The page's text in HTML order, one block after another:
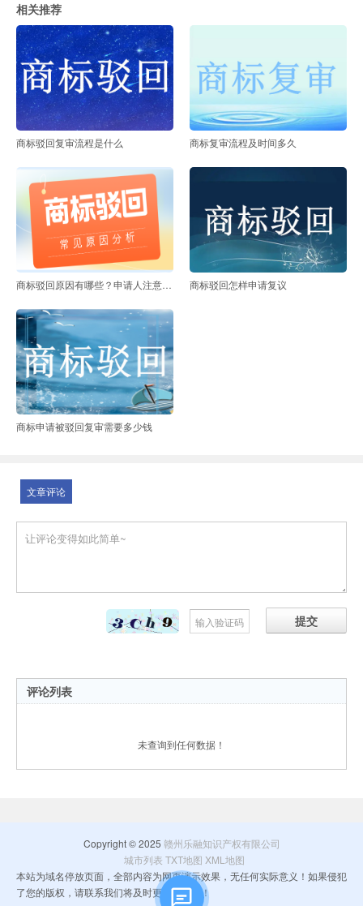
相关推荐
商标驳回复审流程是什么 商标复审流程及时间多久
商标驳回原因有哪些？申请人注意避坑！ 商标驳回怎样申请复议
商标申请被驳回复审需要多少钱
文章评论
提交
评论列表
未查询到任何数据！
Copyright © 2025 赣州乐融知识产权有限公司
城市列表 TXT地图 XML地图
本站为域名停放页面，全部内容为网页演示效果，无任何实际意义！如果侵犯
了您的版权，请联系我们将及时更正和删除！